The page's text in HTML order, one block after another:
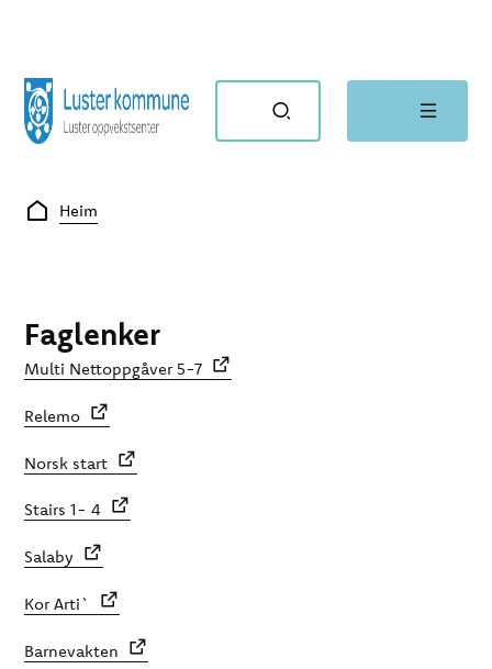
Du er her:
Heim
Faglenker
Multi Nettoppgåver 5-7
Relemo
Norsk start
Stairs 1- 4
Salaby
Kor Arti`
Barnevakten